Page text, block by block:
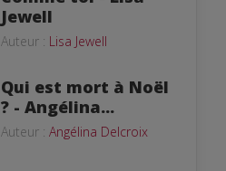
Jewell
Auteur : Lisa Jewell
Qui est mort à Noël
? - Angélina...
Auteur : Angélina Delcroix